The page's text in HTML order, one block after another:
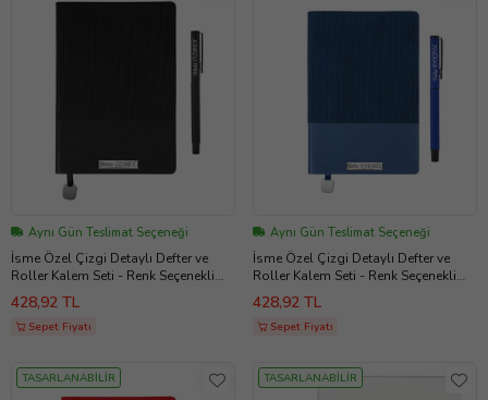
Aynı Gün Teslimat Seçeneği
İsme Özel Çizgi Detaylı Defter ve
Roller Kalem Seti - Renk Seçenekli
(Siyah)
428,92 TL
Sepet Fiyatı
Aynı Gün Teslimat Seçeneği
İsme Özel Çizgi Detaylı Defter ve
Roller Kalem Seti - Renk Seçenekli
(Mavi)
428,92 TL
Sepet Fiyatı
TASARLANABİLİR TASARLANABİLİR